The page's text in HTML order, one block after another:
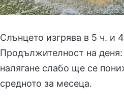
Слънцето изгрява в 5 ч. и
Продължителност на
налягане слабо ще се
средното за месеца.